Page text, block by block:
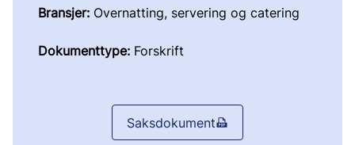
Bransjer: Overnatting, servering og catering
Dokumenttype: Forskrift
Saksdokument